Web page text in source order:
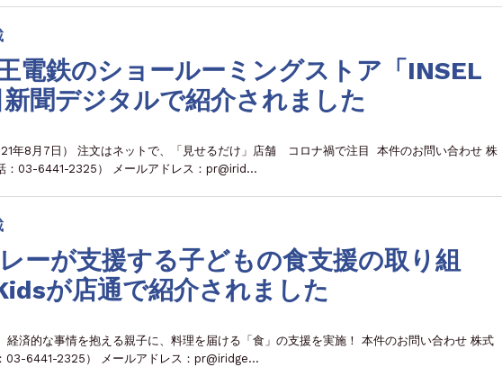
電鉄のショールーミングストア「INSEL
聞デジタルで紹介されました
年8月7日） 注文はネットで、「見せるだけ」店舗 コロナ禍で注目 本件のお問い合わせ 株
：03-6441-2325） メールアドレス：pr@irid…
ーが支援する子どもの食支援の取り組
が店通で紹介されました
済的な事情を抱える親子に、料理を届ける「食」の支援を実施！ 本件のお問い合わせ 株式
03-6441-2325） メールアドレス：pr@iridge…